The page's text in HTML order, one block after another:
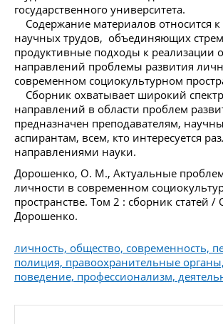
государственного университета.
Содержание материалов относится
научных трудов, объединяющих
продуктивные подходы к реализации
направлений проблемы развития
современном социокультурном
Сборник охватывает широкий
направлений в области проблем
предназначен преподавателям,
аспирантам, всем, кто интересуется
направлениями науки.
Дорошенко, О. М., Актуальные
личности в современном
пространстве. Том 2 : сборник статей
Дорошенко.
личность, общество, современность,
полиция, правоохранительные
поведение, профессионализм,